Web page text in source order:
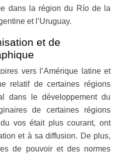
dans la région du Río de la
et l’Uruguay.
et de
vers l’Amérique latine et
relatif de certaines régions
dans le développement du
de certaines régions
du vos était plus courant, ont
et à sa diffusion. De plus,
de pouvoir et des normes